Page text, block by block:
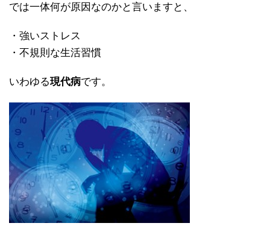
では一体何が原因なのかと言いますと、
・強いストレス
・不規則な生活習慣
いわゆる現代病です。